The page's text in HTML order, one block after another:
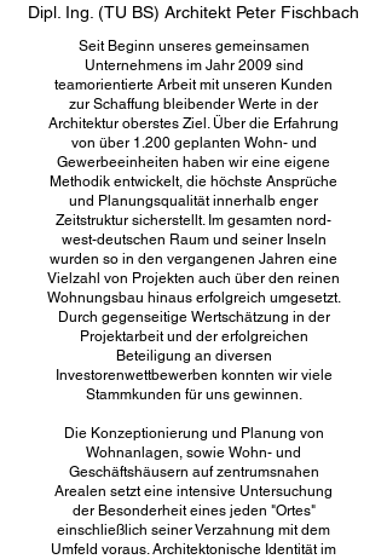
Dipl. Ing. (TU BS) Architekt Peter Fischbach
Seit Beginn unseres gemeinsamen
Unternehmens im Jahr 2009 sind
teamorientierte Arbeit mit unseren Kunden
zur Schaffung bleibender Werte in der
Architektur oberstes Ziel. Über die Erfahrung
von über 1.200 geplanten Wohn- und
Gewerbeeinheiten haben wir eine eigene
Methodik entwickelt, die höchste Ansprüche
und Planungsqualität innerhalb enger
Zeitstruktur sicherstellt. Im gesamten nord-
west-deutschen Raum und seiner Inseln
wurden so in den vergangenen Jahren eine
Vielzahl von Projekten auch über den reinen
Wohnungsbau hinaus erfolgreich umgesetzt.
Durch gegenseitige Wertschätzung in der
Projektarbeit und der erfolgreichen
Beteiligung an diversen
Investorenwettbewerben konnten wir viele
Stammkunden für uns gewinnen.
Die Konzeptionierung und Planung von
Wohnanlagen, sowie Wohn- und
Geschäftshäusern auf zentrumsnahen
Arealen setzt eine intensive Untersuchung
der Besonderheit eines jeden "Ortes"
einschließlich seiner Verzahnung mit dem
Umfeld voraus. Architektonische Identität im